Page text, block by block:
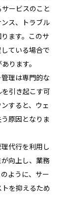
ービスのこと
ス、トラブル
ます。このサ
ている場合で
ります。
理は専門的な
引き起こす可
すると、ウェ
原因となりま
代行を利用し
向上し、業務
ように、サー
を抑えるため